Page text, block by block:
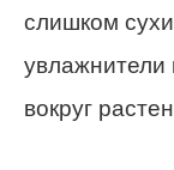
слишком
увлажнители
вокруг